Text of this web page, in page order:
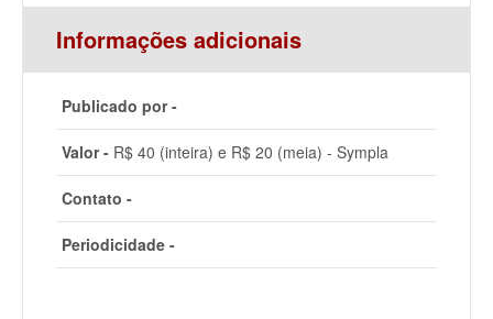
Informações adicionais
Publicado por -
Valor - R$ 40 (inteira) e R$ 20 (meia) - Sympla
Contato -
Periodicidade -